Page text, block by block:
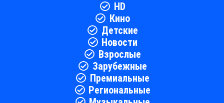
HD
Кино
Детские
Новости
Взрослые
Зарубежные
Премиальные
Региональные